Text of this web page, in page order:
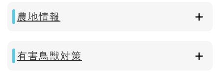
農地情報
有害鳥獣対策